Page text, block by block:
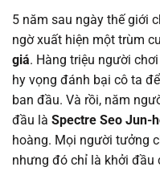
Chapter 197.1
Chapter 197
Chapter 196
Chapter 195
5 năm sau ngày thế giới
ngờ xuất hiện một trùm
giá. Hàng triệu người
hy vọng đánh bại cô ta
ban đầu. Và rồi, năm
đầu là Spectre Seo Jun-
hoàng. Mọi người tưởng
nhưng đó chỉ là khởi đầu